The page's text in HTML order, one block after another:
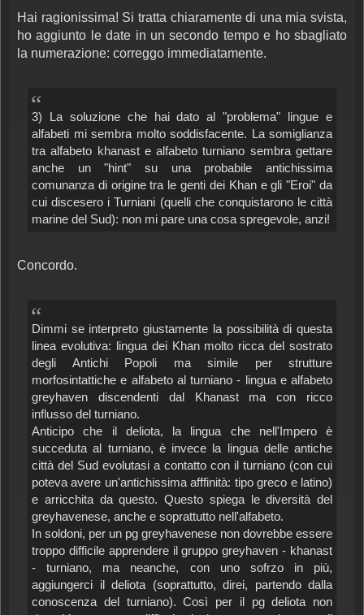
Hai ragionissima! Si tratta chiaramente di una mia svista,
ho aggiunto le date in un secondo tempo e ho sbagliato
la numerazione: correggo immediatamente.
3) La soluzione che hai dato al "problema" lingue e
alfabeti mi sembra molto soddisfacente. La somiglianza
tra alfabeto khanast e alfabeto turniano sembra gettare
anche un "hint" su una probabile antichissima
comunanza di origine tra le genti dei Khan e gli "Eroi" da
cui discesero i Turniani (quelli che conquistarono le città
marine del Sud): non mi pare una cosa spregevole, anzi!
Concordo.
Dimmi se interpreto giustamente la possibilità di questa
linea evolutiva: lingua dei Khan molto ricca del sostrato
degli Antichi Popoli ma simile per strutture
morfosintattiche e alfabeto al turniano - lingua e alfabeto
greyhaven discendenti dal Khanast ma con ricco
influsso del turniano.
Anticipo che il deliota, la lingua che nell'Impero è
succeduta al turniano, è invece la lingua delle antiche
città del Sud evolutasi a contatto con il turniano (con cui
poteva avere un'antichissima afffinità: tipo greco e latino)
e arricchita da questo. Questo spiega le diversità del
greyhavenese, anche e soprattutto nell'alfabeto.
In soldoni, per un pg greyhavenese non dovrebbe essere
troppo difficile apprendere il gruppo greyhaven - khanast
- turniano, ma neanche, con uno sofrzo in più,
aggiungerci il deliota (soprattutto, direi, partendo dalla
conoscenza del turniano). Così per il pg deliota non